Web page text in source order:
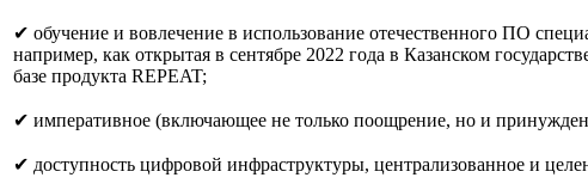
✔ обучение и вовлечение в использование отечественного ПО
например, как открытая в сентябре 2022 года в Казанском
базе продукта REPEAT;
✔ императивное (включающее не только поощрение, но и
✔ доступность цифровой инфраструктуры, централизованное и